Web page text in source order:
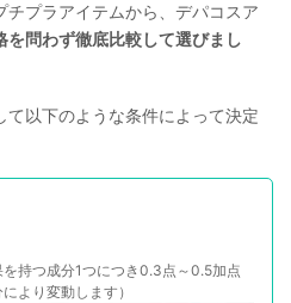
チプラアイテムから、デパコスア
を問わず徹底比較して選びまし
て以下のような条件によって決定
持つ成分1つにつき0.3点～0.5加点
より変動します）